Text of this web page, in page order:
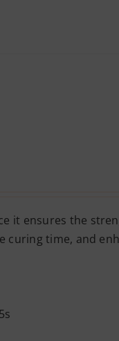
it ensures the
curing time, and